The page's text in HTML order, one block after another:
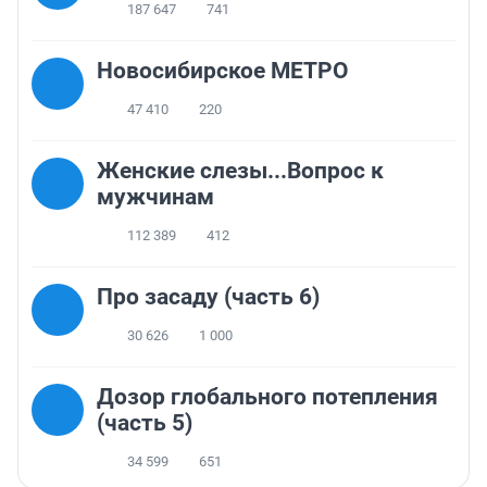
187 647 741
Новосибирское МЕТРО
47 410 220
Женские слезы...Вопрос к
мужчинам
112 389 412
Про засаду (часть 6)
30 626 1 000
Дозор глобального потепления
(часть 5)
34 599 651